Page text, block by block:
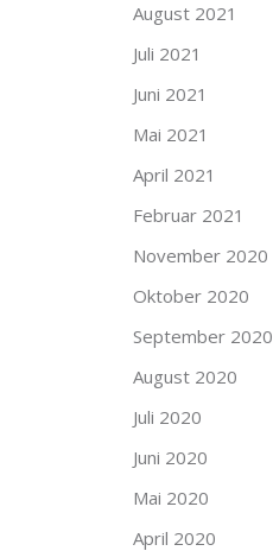
August 2021
Juli 2021
Juni 2021
Mai 2021
April 2021
Februar 2021
November 2020
Oktober 2020
September 2020
August 2020
Juli 2020
Juni 2020
Mai 2020
April 2020